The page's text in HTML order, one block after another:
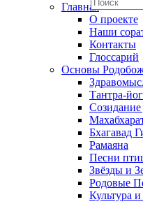
Главная
О проекте
Наши
Контакты
Глоссарий
Основы
Тантра-
Созидание
Бхагавад
Рамаяна
Песни
Звёзды и
Родовые
Культура